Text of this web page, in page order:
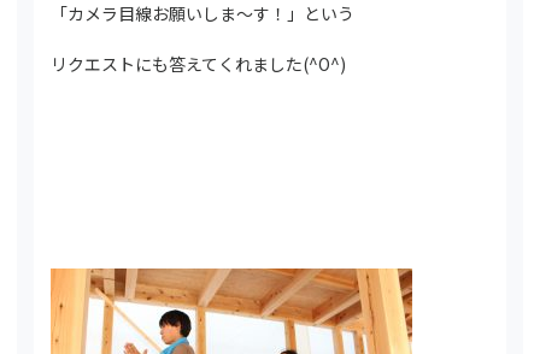
「カメラ目線お願いしま～す！」という
リクエストにも答えてくれました(^O^)